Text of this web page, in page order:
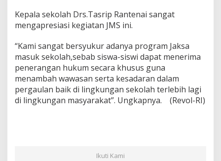
Kepala sekolah Drs.Tasrip Rantenai sangat
mengapresiasi kegiatan JMS ini.
“Kami sangat bersyukur adanya program Jaksa
masuk sekolah,sebab siswa-siswi dapat menerima
penerangan hukum secara khusus guna
menambah wawasan serta kesadaran dalam
pergaulan baik di lingkungan sekolah terlebih lagi
di lingkungan masyarakat”. Ungkapnya. (Revol-RI)
Ikuti Kami